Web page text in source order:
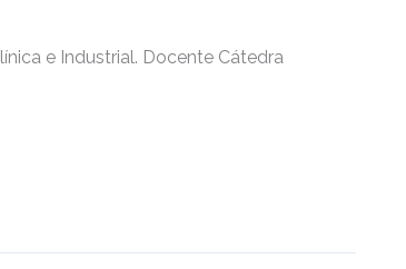
e Industrial. Docente Cátedra